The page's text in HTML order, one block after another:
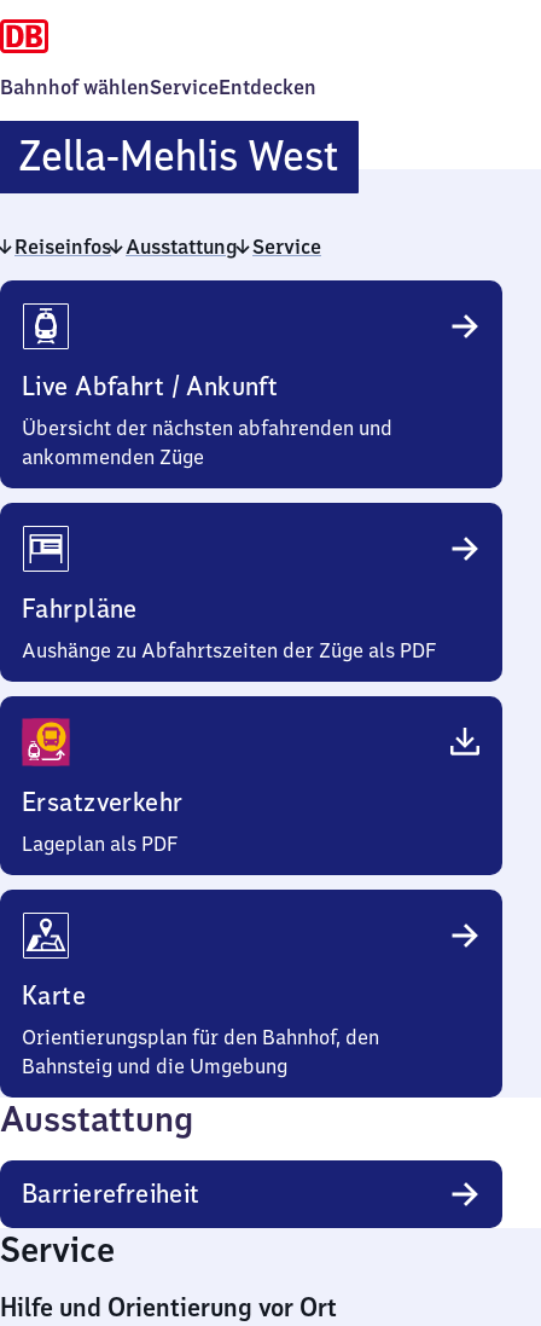
Bahnhof wählenServiceEntdecken
Zella-Mehlis WestZella-
Mehlis
Reiseinfos Ausstattung Service
Reiseinfos
Live Abfahrt / Ankunft
Übersicht der nächsten abfahrenden und
ankommenden Züge
Fahrpläne
Aushänge zu Abfahrtszeiten der Züge als PDF
Ersatzverkehr
Lageplan als PDF
Karte
Orientierungsplan für den Bahnhof, den
Bahnsteig und die Umgebung
Ausstattung
Barrierefreiheit
Service
Hilfe und Orientierung vor Ort